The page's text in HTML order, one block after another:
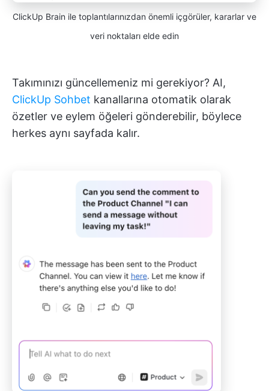
ClickUp Brain ile toplantılarınızdan önemli içgörüler, kararlar ve
veri noktaları elde edin
Takımınızı güncellemeniz mi gerekiyor? AI,
ClickUp Sohbet kanallarına otomatik olarak
özetler ve eylem öğeleri gönderebilir, böylece
herkes aynı sayfada kalır.